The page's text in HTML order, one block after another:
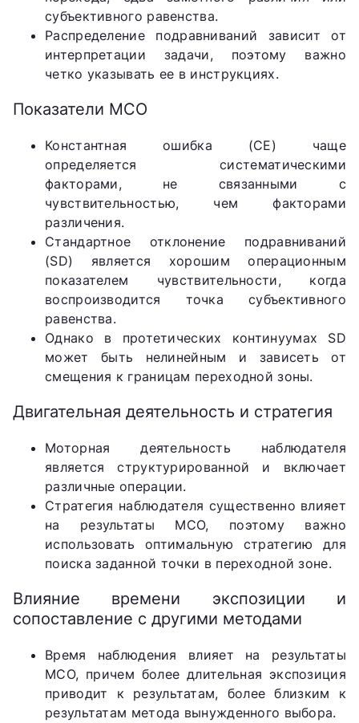
субъективного равенства.
Распределение подравниваний зависит от
интерпретации задачи, поэтому важно
четко указывать ее в инструкциях.
Показатели МСО
Константная ошибка (СЕ) чаще
определяется систематическими
факторами, не связанными с
чувствительностью, чем факторами
различения.
Стандартное отклонение подравниваний
(SD) является хорошим операционным
показателем чувствительности, когда
воспроизводится точка субъективного
равенства.
Однако в протетических континуумах SD
может быть нелинейным и зависеть от
смещения к границам переходной зоны.
Двигательная деятельность и стратегия
Моторная деятельность наблюдателя
является структурированной и включает
различные операции.
Стратегия наблюдателя существенно влияет
на результаты МСО, поэтому важно
использовать оптимальную стратегию для
поиска заданной точки в переходной зоне.
Влияние времени экспозиции и
сопоставление с другими методами
Время наблюдения влияет на результаты
МСО, причем более длительная экспозиция
приводит к результатам, более близким к
результатам метода вынужденного выбора.